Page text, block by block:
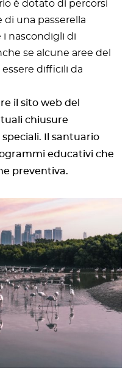
è dotato di percorsi
di una passerella
nascondigli di
se alcune aree del
difficili da
il sito web del
chiusure
Il santuario
educativi che
preventiva.